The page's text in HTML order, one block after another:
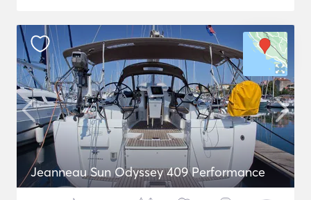
Jeanneau Sun Odyssey 409 Performance